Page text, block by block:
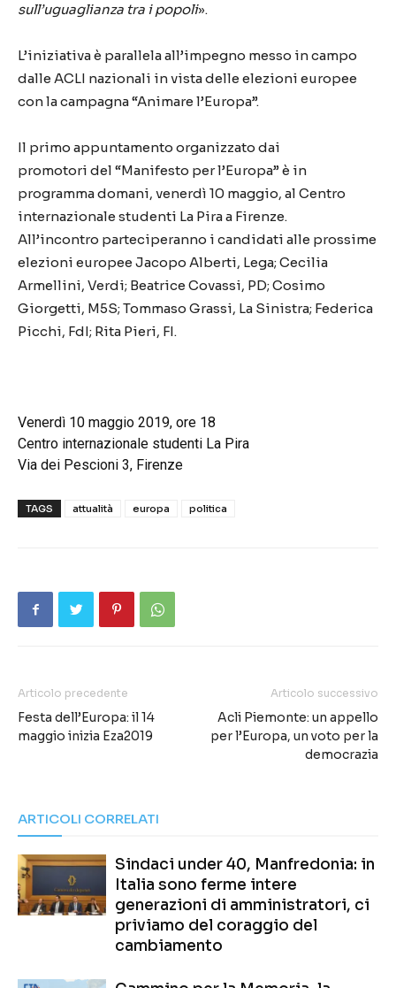
sull’uguaglianza tra i popoli».
L’iniziativa è parallela all’impegno messo in campo
dalle ACLI nazionali in vista delle elezioni europee
con la campagna “Animare l’Europa”.
Il primo appuntamento organizzato dai
promotori del “Manifesto per l’Europa” è in
programma domani, venerdì 10 maggio, al Centro
internazionale studenti La Pira a Firenze.
All’incontro parteciperanno i candidati alle prossime
elezioni europee Jacopo Alberti, Lega; Cecilia
Armellini, Verdi; Beatrice Covassi, PD; Cosimo
Giorgetti, M5S; Tommaso Grassi, La Sinistra; Federica
Picchi, FdI; Rita Pieri, FI.
Venerdì 10 maggio 2019, ore 18
Centro internazionale studenti La Pira
Via dei Pescioni 3, Firenze
TAGS attualità europa politica
Articolo precedente
Festa dell’Europa: il 14
maggio inizia Eza2019
Articolo successivo
Acli Piemonte: un appello
per l’Europa, un voto per la
democrazia
ARTICOLI CORRELATI
Sindaci under 40, Manfredonia: in
Italia sono ferme intere
generazioni di amministratori, ci
priviamo del coraggio del
cambiamento